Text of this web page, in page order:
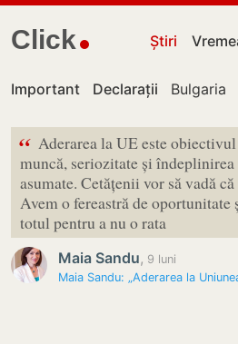
Click Știri
Important Declarații Bulgaria
“ Aderarea la UE este
muncă, seriozitate și
asumate. Cetățenii vor să vadă
Avem o fereastră de oportunitate
totul pentru a nu o rata
Maia Sandu, 9 luni